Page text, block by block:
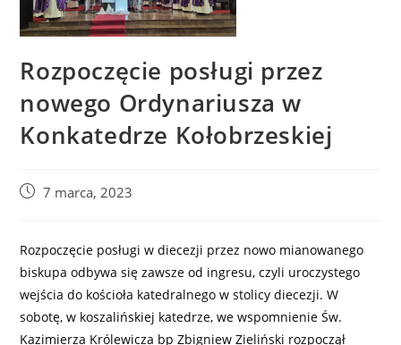
Rozpoczęcie posługi przez
nowego Ordynariusza w
Konkatedrze Kołobrzeskiej
7 marca, 2023
Rozpoczęcie posługi w diecezji przez nowo mianowanego
biskupa odbywa się zawsze od ingresu, czyli uroczystego
wejścia do kościoła katedralnego w stolicy diecezji. W
sobotę, w koszalińskiej katedrze, we wspomnienie Św.
Kazimierza Królewicza bp Zbigniew Zieliński rozpoczął